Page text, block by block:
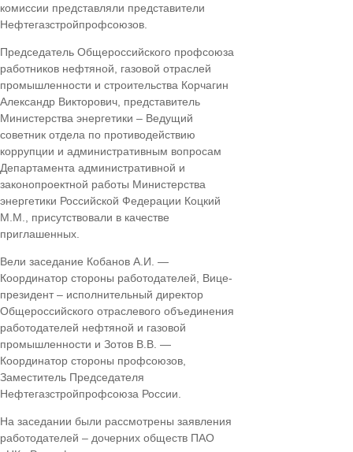
комиссии представляли представители
Нефтегазстройпрофсоюзов.
Председатель Общероссийского профсоюза
работников нефтяной, газовой отраслей
промышленности и строительства Корчагин
Александр Викторович, представитель
Министерства энергетики – Ведущий
советник отдела по противодействию
коррупции и административным вопросам
Департамента административной и
законопроектной работы Министерства
энергетики Российской Федерации Коцкий
М.М., присутствовали в качестве
приглашенных.
Вели заседание Кобанов А.И. —
Координатор стороны работодателей, Вице-
президент – исполнительный директор
Общероссийского отраслевого объединения
работодателей нефтяной и газовой
промышленности и Зотов В.В. —
Координатор стороны профсоюзов,
Заместитель Председателя
Нефтегазстройпрофсоюза России.
На заседании были рассмотрены заявления
работодателей – дочерних обществ ПАО